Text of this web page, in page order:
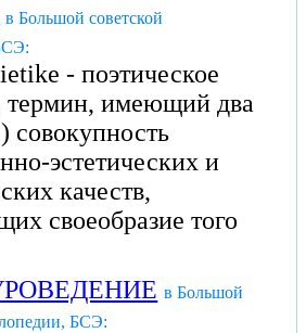
в Большой советской
- поэтическое
термин, имеющий два
совокупность
эстетических и
качеств,
своеобразие того
в Большой
БСЭ: